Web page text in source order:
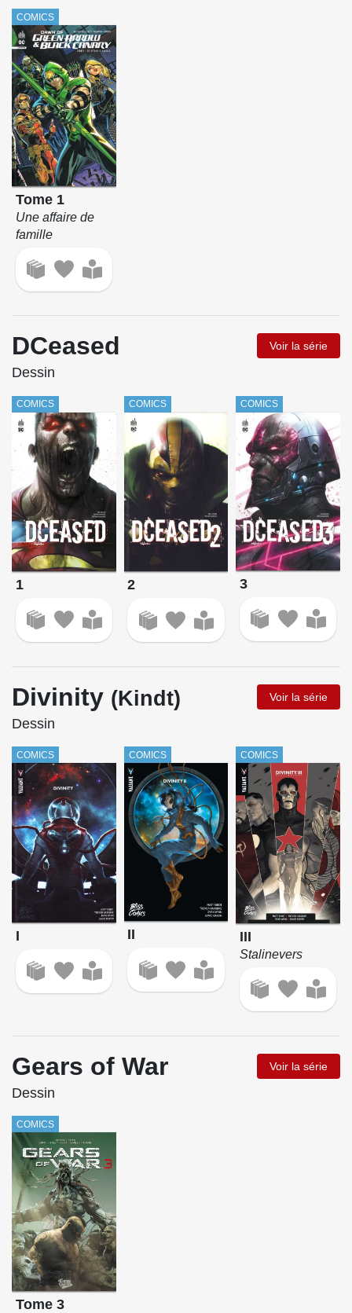
COMICS
Tome 1
Une affaire de
famille
DCeased Voir la série
Dessin
COMICS
1
COMICS
2
COMICS
3
Divinity (Kindt) Voir la série
Dessin
COMICS
I
COMICS
II
COMICS
III
Stalinevers
Gears of War Voir la série
Dessin
COMICS
Tome 3